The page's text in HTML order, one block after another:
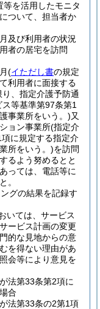
を活用したモニタ
ついて、担当者か
及び利用者の状況
者の居宅を訪問
(イただし書の規定
利用者に面接する
、指定介護予防通
等基準第97条第1
事業所をいう。)又
ョン事業所(指定介
に規定する指定介
所をいう。)を訪問
るよう努めるとと
っては、電話等に
。
グの結果を記録す
いては、サービス
ービス計画の変更
的な見地からの意
を得ない理由があ
会等により意見を
法第33条第2項に
合
法第33条の2第1項